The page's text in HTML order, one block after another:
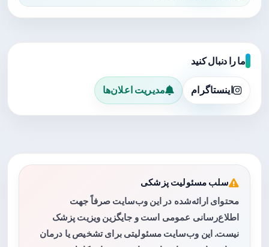
ما را دنبال کنید
اینستاگرام مدیریت اعلان‌ها
سلب مسئولیت پزشکی
محتوای ارائه‌شده در این وب‌سایت صرفاً جهت
اطلاع‌رسانی عمومی است و جایگزین ویزیت پزشک
نیست. این وب‌سایت مسئولیتی برای تشخیص یا درمان